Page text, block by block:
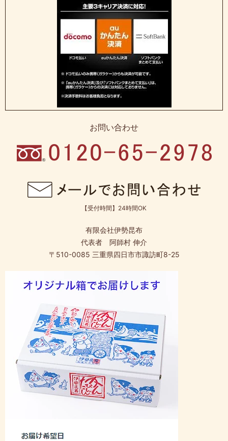
お問い合わせ
【受付時間】24時間OK
有限会社伊勢昆布
代表者 阿師村 伸介
〒510-0085 三重県四日市市諏訪町8-25